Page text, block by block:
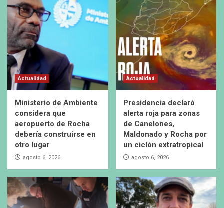
Actualidad
Ministerio de Ambiente
considera que
aeropuerto de Rocha
debería construirse en
otro lugar
agosto 6, 2026
Actualidad
Presidencia declaró
alerta roja para zonas
de Canelones,
Maldonado y Rocha por
un ciclón extratropical
agosto 6, 2026